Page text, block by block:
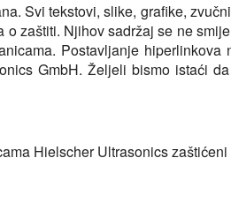
Svi tekstovi, slike, grafike,
zaštiti. Njihov sadržaj se ne
Postavljanje
GmbH. Željeli bismo istaći
Hielscher Ultrasonics